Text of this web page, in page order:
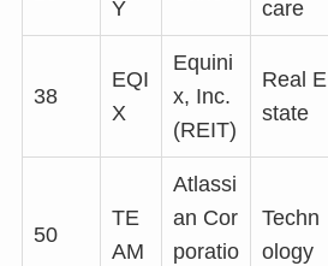
Y
care
38
EQI
X
Equini
x, Inc.
(REIT)
Real E
state
50
TE
AM
Atlassi
an Cor
poratio
Techn
ology